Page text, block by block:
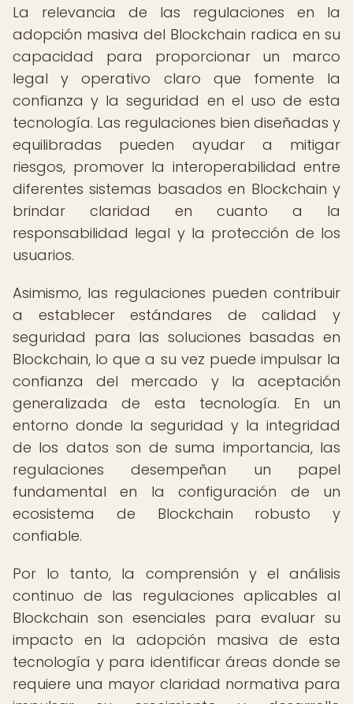
La relevancia de las regulaciones en la
adopción masiva del Blockchain radica en su
capacidad para proporcionar un marco
legal y operativo claro que fomente la
confianza y la seguridad en el uso de esta
tecnología. Las regulaciones bien diseñadas y
equilibradas pueden ayudar a mitigar
riesgos, promover la interoperabilidad entre
diferentes sistemas basados en Blockchain y
brindar claridad en cuanto a la
responsabilidad legal y la protección de los
usuarios.
Asimismo, las regulaciones pueden contribuir
a establecer estándares de calidad y
seguridad para las soluciones basadas en
Blockchain, lo que a su vez puede impulsar la
confianza del mercado y la aceptación
generalizada de esta tecnología. En un
entorno donde la seguridad y la integridad
de los datos son de suma importancia, las
regulaciones desempeñan un papel
fundamental en la configuración de un
ecosistema de Blockchain robusto y
confiable.
Por lo tanto, la comprensión y el análisis
continuo de las regulaciones aplicables al
Blockchain son esenciales para evaluar su
impacto en la adopción masiva de esta
tecnología y para identificar áreas donde se
requiere una mayor claridad normativa para